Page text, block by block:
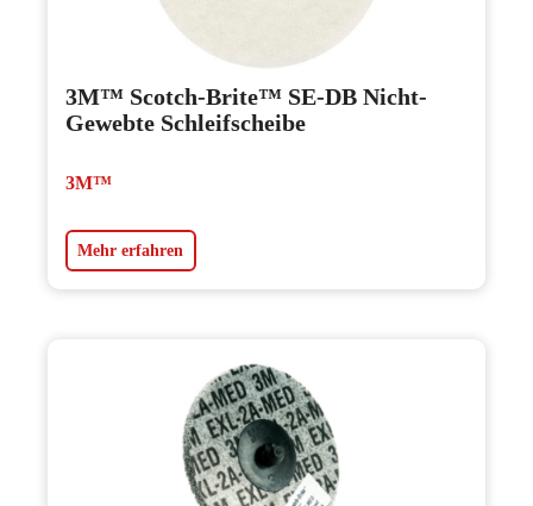
3M™ Scotch-Brite™ SE-DB Nicht-
Gewebte Schleifscheibe
3M™
Mehr erfahren